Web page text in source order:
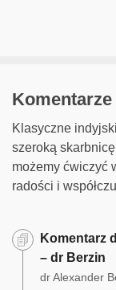
Klasyczne
szeroką
możemy ćwiczyć
radości i
Komentarz
– dr Berzin
dr Alexander